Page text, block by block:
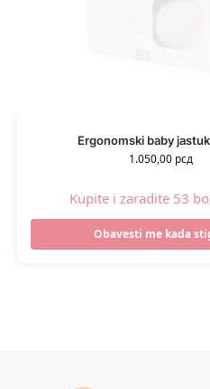
Ergonomski baby
1.050,00 рсд
Kupite i zaradite 53
Obavesti me kada